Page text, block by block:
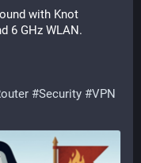
with Knot
6 GHz WLAN.
#Security #VPN